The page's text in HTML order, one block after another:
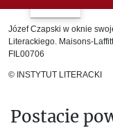
Есей
Про
Józef Czapski w oknie
Literackiego. Maisons-
FIL00706
© INSTYTUT LITERACKI
Postacie